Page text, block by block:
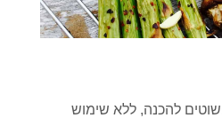
להכנה, ללא שימוש